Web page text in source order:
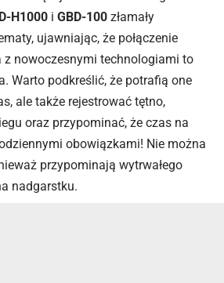
H1000 i GBD-100 złamały
ujawniając, że połączenie
z nowoczesnymi technologiami to
Warto podkreślić, że potrafią one
ale także rejestrować tętno,
oraz przypominać, że czas na
obowiązkami! Nie można
przypominają wytrwałego
nadgarstku.